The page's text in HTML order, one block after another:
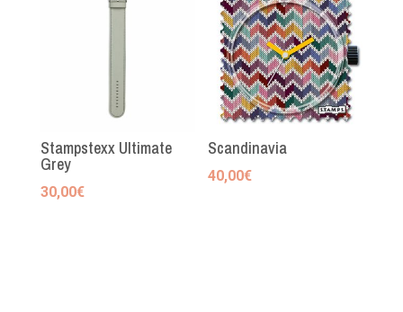
Stampstexx Ultimate
Grey
30,00€
Scandinavia
40,00€